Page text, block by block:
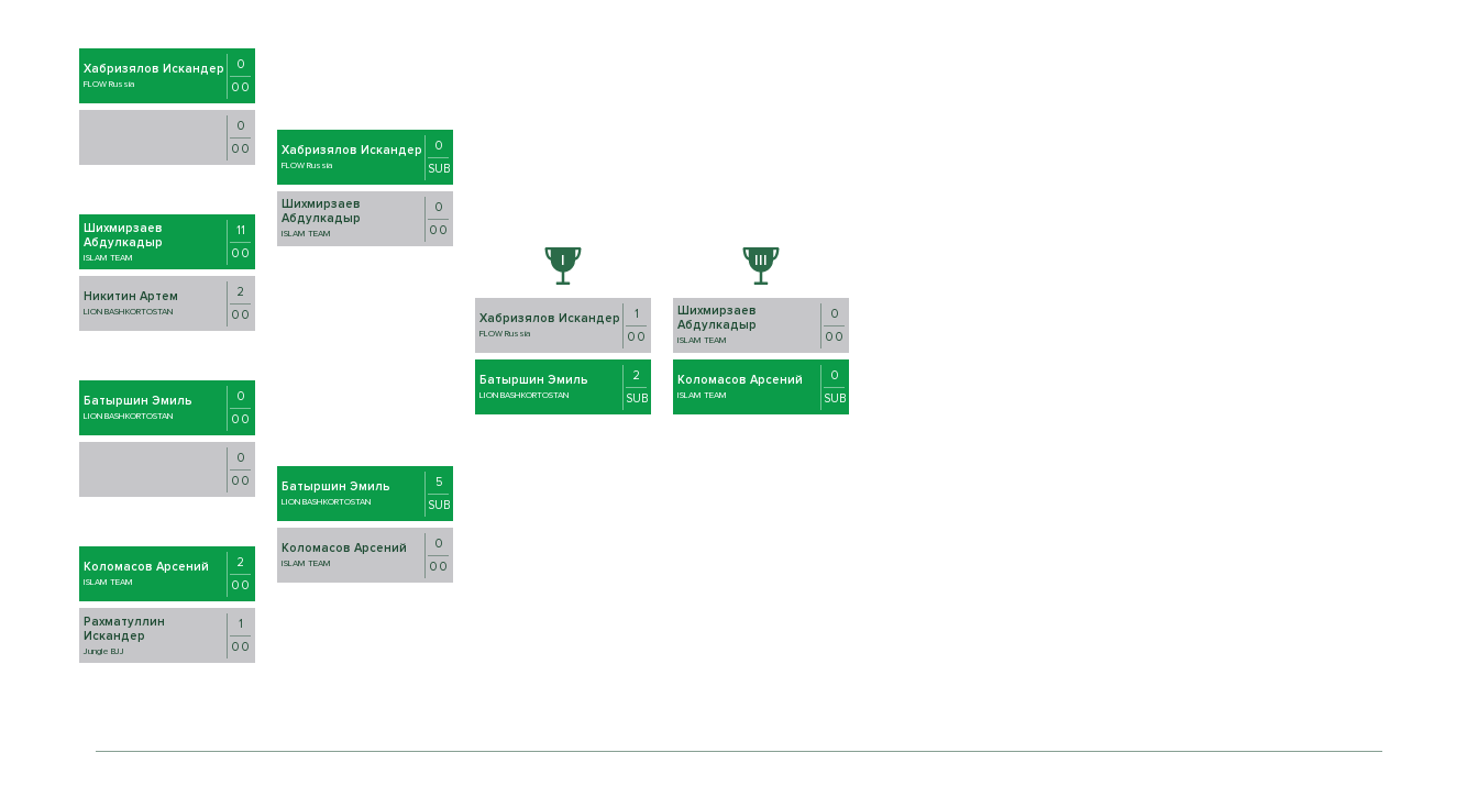
Хабризялов Искандер
FLOW Russia
0
0 0
0
0 0
Шихмирзаев
Абдулкадыр
ISLAM TEAM
11
0 0
Никитин Артем
LION BASHKORTOSTAN
2
0 0
Батыршин Эмиль
LION BASHKORTOSTAN
0
0 0
0
0 0
Коломасов Арсений
ISLAM TEAM
2
0 0
Рахматуллин
Искандер
Jungle BJJ
1
0 0
Хабризялов Искандер
FLOW Russia
0
SUB
Шихмирзаев
Абдулкадыр
ISLAM TEAM
0
0 0
Батыршин Эмиль
LION BASHKORTOSTAN
5
SUB
Коломасов Арсений
ISLAM TEAM
0
0 0
Хабризялов Искандер
FLOW Russia
1
0 0
Батыршин Эмиль
LION BASHKORTOSTAN
2
SUB
Шихмирзаев
Абдулкадыр
ISLAM TEAM
0
0 0
Коломасов Арсений
ISLAM TEAM
0
SUB